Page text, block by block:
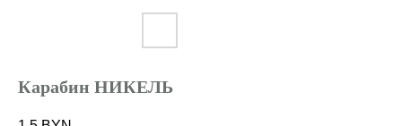
Карабин НИКЕЛЬ